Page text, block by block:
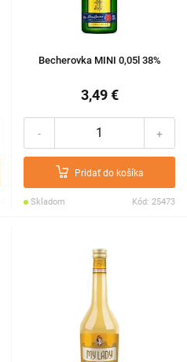
Becherovka MINI 0,05l 38%
3,49 €
- +
Pridať do košíka
Skladom Kód: 25473